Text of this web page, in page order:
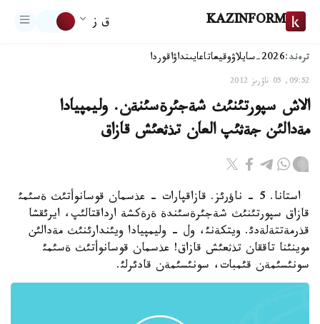
KAZINFORM ق ز
ترەند:2026-سايلاۋ وقيعاتاعايىنداۋاقوردا
09:52, 05 ناۋرىز 2012
الاش سپورتئنئث شةجئرةسئنةن. وليمپيادا
مةدالئن جةثئپ العان تذثعئش قازاق
استانا. 5 - ناؤرئز. قازاقپارات - عذسمان قوسانوأتئث ةسئمئ
قازاق سپورتئنئث شةجئرةسئندة ةرةكشة ارداقتالئپ، ايرئقشا
قذرمةتتةلةدئ. ويتكةنئ، ول - وليمپيادا ويئندارئنئث مةدالئن
موينئنا تاققان تذثعئش قازاق! عذسمان قوسانوأتئث ةسئمئ
سونئسئمةن قئمبات، سونئسئمةن قادئرلئ.